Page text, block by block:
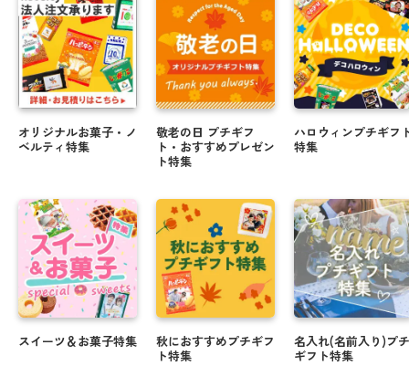
オリジナルお菓子・ノ
ベルティ特集
スイーツ＆お菓子特集
敬老の日 プチギフ
ト・おすすめプレゼン
ト特集
秋におすすめプチギフ
ト特集
ハロウィンプチギフ
特集
名入れ(名前入り)プチ
ギフト特集